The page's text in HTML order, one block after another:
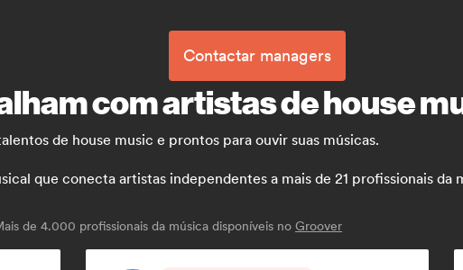
Contactar managers
com artistas de house
de house music e prontos para ouvir suas músicas.
que conecta artistas independentes a mais de 21 profissionais da
de 4.000 profissionais da música disponíveis no Groover